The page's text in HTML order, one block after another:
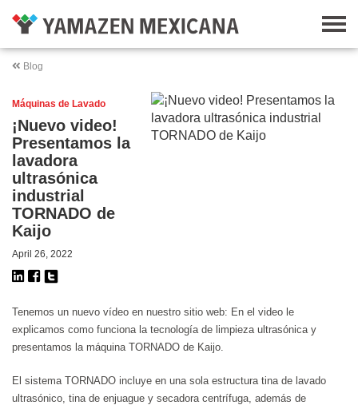
Blog
Máquinas de Lavado
¡Nuevo video!
Presentamos la
lavadora
ultrasónica
industrial
TORNADO de
Kaijo
April 26, 2022
Tenemos un nuevo vídeo en nuestro sitio web: En el video le
explicamos como funciona la tecnología de limpieza ultrasónica y
presentamos la máquina TORNADO de Kaijo.
El sistema TORNADO incluye en una sola estructura tina de lavado
ultrasónico, tina de enjuague y secadora centrífuga, además de